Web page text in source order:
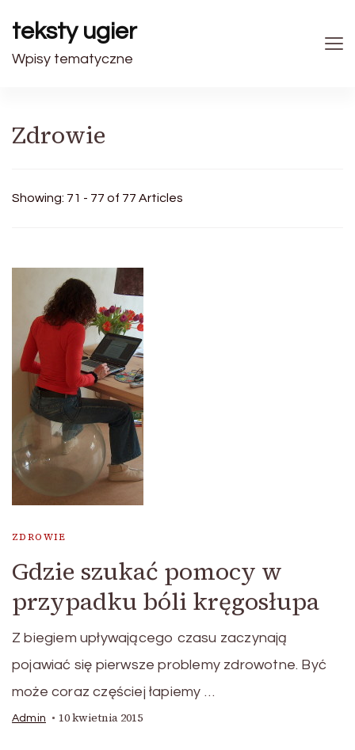
teksty ugier
Wpisy tematyczne
Zdrowie
Showing: 71 - 77 of 77 Articles
ZDROWIE
Gdzie szukać pomocy w
przypadku bóli kręgosłupa
Z biegiem upływającego czasu zaczynają
pojawiać się pierwsze problemy zdrowotne. Być
może coraz częściej łapiemy …
Admin 10 kwietnia 2015